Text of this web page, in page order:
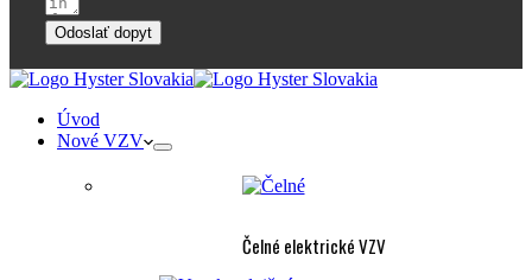
Odoslať dopyt
Úvod
Nové VZV
Čelné elektrické VZV